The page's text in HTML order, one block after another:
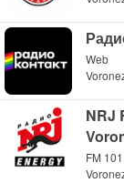
Web
NRJ
FM